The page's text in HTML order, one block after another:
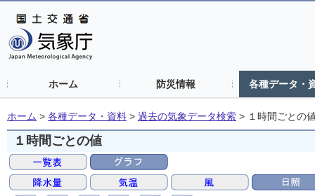
ホーム 防災情報 各種データ・
ホーム > 各種データ・資料 > 過去の気象データ検索 > １時間ごとの
１時間ごとの値